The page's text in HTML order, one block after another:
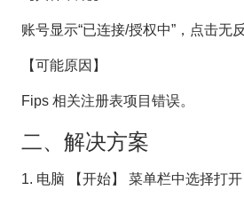
账号显示“已连接/授权中”，点击无
【可能原因】
Fips 相关注册表项目错误。
二、解决方案
1. 电脑 【开始】 菜单栏中选择打开